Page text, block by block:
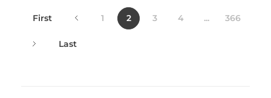
First 1 2 3 4 ... 366
Last